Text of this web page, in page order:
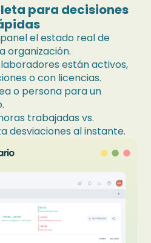
para decisiones
el estado real de
organización.
están activos,
o con licencias.
o persona para un
trabajadas vs.
desviaciones al instante.